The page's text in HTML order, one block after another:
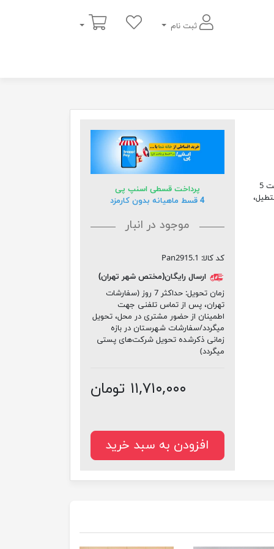
ثبت نام
سبد خرید
دیجیتال خط نقاشی بر روی بوم نفیس با قاب چوبی از جنس روس و ضخامت 5
به صورت مستطیل،
پرداخت قسطی اسنپ پی
4 قسط ماهیانه بدون کارمزد
موجود در انبار
کد کالا: Pan2915.1
ارسال رایگان(مختص شهر تهران)
زمان تحویل:
حداکثر 7 روز (سفارشات
تهران، پس از تماس تلفنی جهت
اطمینان از حضور مشتری در محل، تحویل
میگردد/سفارشات شهرستان در بازه
زمانی ذکرشده تحویل شرکت‌های پستی
میگردد)
۱۱,۷۱۰,۰۰۰ تومان
افزودن به سبد خرید